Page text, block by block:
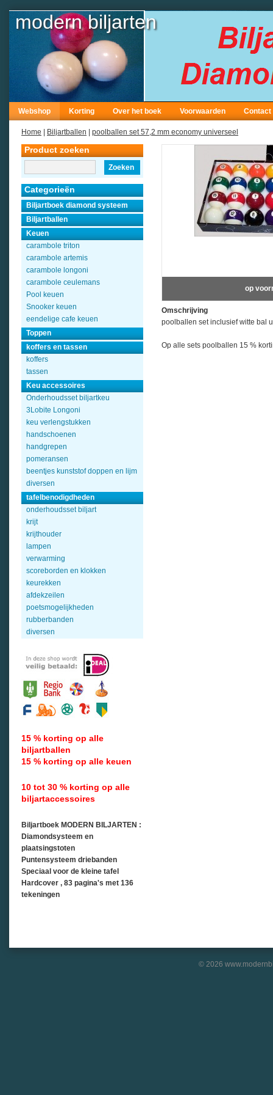
modern biljarten
Webshop Korting Over het boek Voorwaarden Contact
Home Biljartballen poolballen set 57,2 mm economy universeel
Product zoeken
Zoeken
Categorieën
Biljartboek diamond systeem
Biljartballen
Keuen
carambole triton
carambole artemis
carambole longoni
carambole ceulemans
Pool keuen
Snooker keuen
eendelige cafe keuen
Toppen
koffers en tassen
koffers
tassen
Keu accessoires
Onderhoudsset biljartkeu
3Lobite Longoni
keu verlengstukken
handschoenen
handgrepen
pomeransen
beentjes kunststof doppen en lijm
diversen
tafelbenodigdheden
onderhoudsset biljart
krijt
krijthouder
lampen
verwarming
scoreborden en klokken
keurekken
afdekzeilen
poetsmogelijkheden
rubberbanden
diversen
15 % korting op alle
biljartballen
15 % korting op alle keuen
10 tot 30 % korting op alle
biljartaccessoires
Biljartboek MODERN BILJARTEN :
Diamondsysteem en
plaatsingstoten
Puntensysteem driebanden
Speciaal voor de kleine tafel
Hardcover , 83 pagina's met 136
tekeningen
op
Omschrijving
poolballen set inclusief witte bal
Op alle sets poolballen 15 %
© 2026